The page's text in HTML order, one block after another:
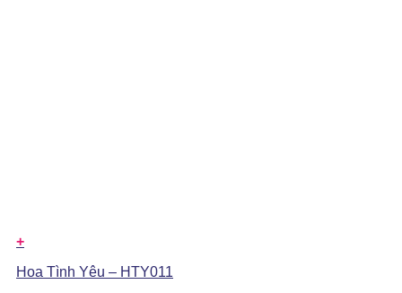
+
Hoa Tình Yêu – HTY011